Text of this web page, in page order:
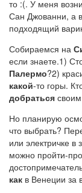
то :(. У меня
Сан Джованни, а
подходящий
Собираемся на
если знаете.1)
Палермо?2)
какой-то горы.
добраться
Но планирую
что выбрать?
или электричке в
можно пройти-
как в Венеции за